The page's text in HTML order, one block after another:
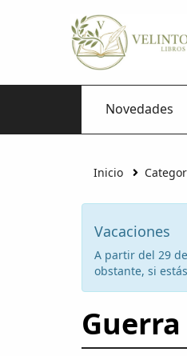
Novedades
Inicio
Vacaciones
A partir del 29
obstante, si